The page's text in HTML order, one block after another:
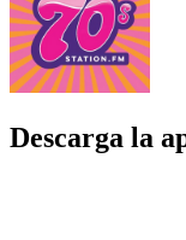
Descarga la